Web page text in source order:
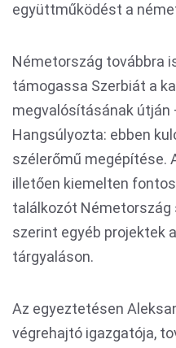
együttműködést a
Németország továbbra
támogassa Szerbiát a
megvalósításának útján
Hangsúlyozta: ebben
szélerőmű megépítése.
illetően kiemelten
találkozót Németország
szerint egyéb projektek
tárgyaláson.
Az egyeztetésen
végrehajtó igazgatója,